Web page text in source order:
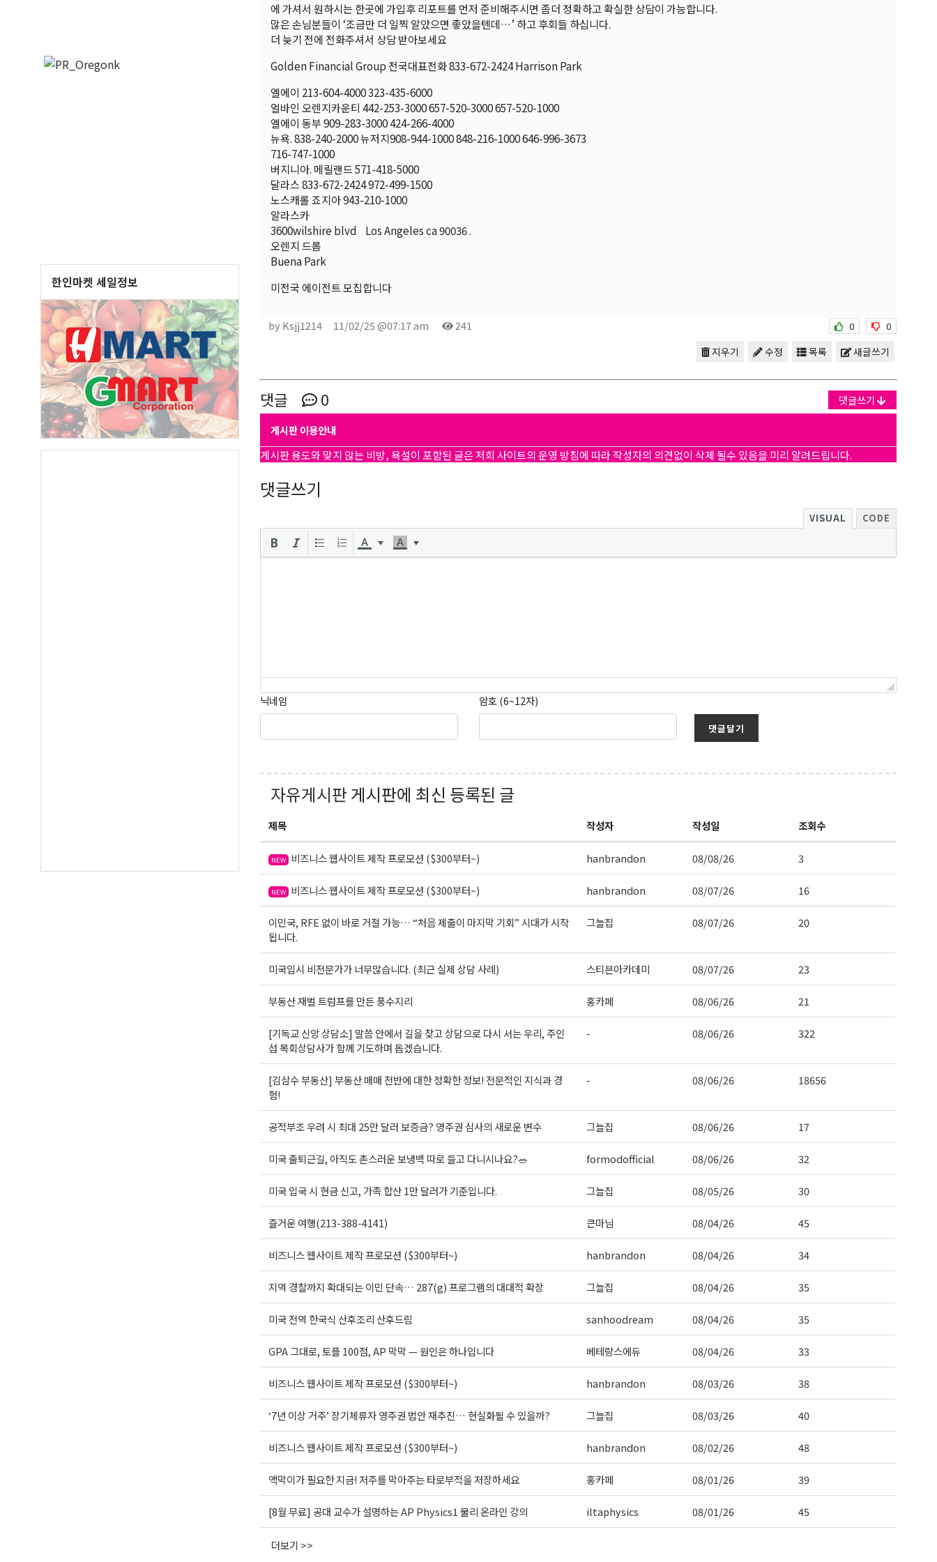
한인마켓 세일정보
에 가셔서 원하시는 한곳에 가입후 리포트를 먼저 준비해주시면 좀더 정확하고 확실한 상담이 가능합니다.
많은 손님분들이 ‘조금만 더 일찍 알았으면 좋았을텐데…’ 하고 후회들 하십니다.
더 늦기 전에 전화주셔서 상담 받아보세요
Golden Financial Group 전국대표전화 833-672-2424 Harrison Park
엘에이 213-604-4000 323-435-6000
얼바인 오렌지카운티 442-253-3000 657-520-3000 657-520-1000
엘에이 동부 909-283-3000 424-266-4000
뉴욕. 838-240-2000 뉴저지908-944-1000 848-216-1000 646-996-3673
716-747-1000
버지니아. 메릴랜드 571-418-5000
달라스 833-672-2424 972-499-1500
노스캐롤 죠지아 943-210-1000
알라스카
3600wilshire blvd Los Angeles ca 90036 .
오렌지 드롭
Buena Park
미전국 에이전트 모집합니다
by Ksjj1214 11/02/25 @07:17 am 241 0 0
새글쓰기
목록
수정
지우기
댓글 0 댓글쓰기
게시판 이용안내
게시판 용도와 맞지 않는 비방, 욕설이 포함된 글은 저희 사이트의 운영 방침에 따라 작성자의 의견없이 삭제 될수 있음을 미리 알려드립니다.
댓글쓰기
VISUAL CODE
닉네임 암호 (6~12자)
댓글달기
자유게시판게시판에 최신 등록된 글
제목 작성자 작성일 조회수
NEW 비즈니스 웹사이트 제작 프로모션 ($300부터~) hanbrandon 08/08/26 3
NEW 비즈니스 웹사이트 제작 프로모션 ($300부터~) hanbrandon 08/07/26 16
이민국, RFE 없이 바로 거절 가능… “처음 제출이 마지막 기회” 시대가 시작
됩니다.
그늘집 08/07/26 20
미국입시 비전문가가 너무많습니다. (최근 실제 상담 사례) 스티븐아카데미 08/07/26 23
부동산 재벌 트럼프를 만든 풍수지리 홍카페 08/06/26 21
[기독교 신앙 상담소] 말씀 안에서 길을 찾고 상담으로 다시 서는 우리, 주인
섭 목회상담사가 함께 기도하며 돕겠습니다.
- 08/06/26 322
[김삼수 부동산] 부동산 매매 전반에 대한 정확한 정보! 전문적인 지식과 경
험!
- 08/06/26 18656
공적부조 우려 시 최대 25만 달러 보증금? 영주권 심사의 새로운 변수 그늘집 08/06/26 17
미국 출퇴근길, 아직도 촌스러운 보냉백 따로 들고 다니시나요?🥗 formodofficial 08/06/26 32
미국 입국 시 현금 신고, 가족 합산 1만 달러가 기준입니다. 그늘집 08/05/26 30
즐거운 여행(213-388-4141) 큰마님 08/04/26 45
비즈니스 웹사이트 제작 프로모션 ($300부터~) hanbrandon 08/04/26 34
지역 경찰까지 확대되는 이민 단속… 287(g) 프로그램의 대대적 확장 그늘집 08/04/26 35
미국 전역 한국식 산후조리 산후드림 sanhoodream 08/04/26 35
GPA 그대로, 토플 100점, AP 막막 — 원인은 하나입니다 베테랑스에듀 08/04/26 33
비즈니스 웹사이트 제작 프로모션 ($300부터~) hanbrandon 08/03/26 38
‘7년 이상 거주’ 장기체류자 영주권 법안 재추진… 현실화될 수 있을까? 그늘집 08/03/26 40
비즈니스 웹사이트 제작 프로모션 ($300부터~) hanbrandon 08/02/26 48
액막이가 필요한 지금! 저주를 막아주는 타로부적을 저장하세요 홍카페 08/01/26 39
[8월 무료] 공대 교수가 설명하는 AP Physics1 물리 온라인 강의 iltaphysics 08/01/26 45
더보기 >>
오레곤K 뉴스레터 구독
매주 오레곤K 뉴스레터를 통해 다양한 로컬소식과 오레곤 한인 사회 정보를 받아
보실수 있습니다.
First Name
By submitting this form, you are consenting to receive KCR Media Group from: KCR Media Group, 23416 Hwy 99
by using the SafeUnsubscribe® link, found at the bottom of every email.
Emails are serviced by Constant Contact.
Our Privacy Policy.